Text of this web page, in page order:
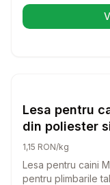
Lesa pentru
din poliester
pentru caini
1,15 RON/kg
Lesa pentru caini
pentru plimbarile